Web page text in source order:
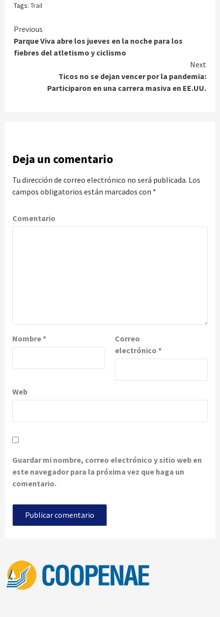
Tags: Trail
Continue
Reading
Previous
Parque Viva abre los jueves en la noche para los
fiebres del atletismo y ciclismo
Next
Ticos no se dejan vencer por la pandemia:
Participaron en una carrera masiva en EE.UU.
Deja un comentario
Tu dirección de correo electrónico no será publicada. Los
campos obligatorios están marcados con *
Comentario
Nombre*
Correo
electrónico *
Web
Guardar mi nombre, correo electrónico y sitio web en
este navegador para la próxima vez que haga un
comentario.